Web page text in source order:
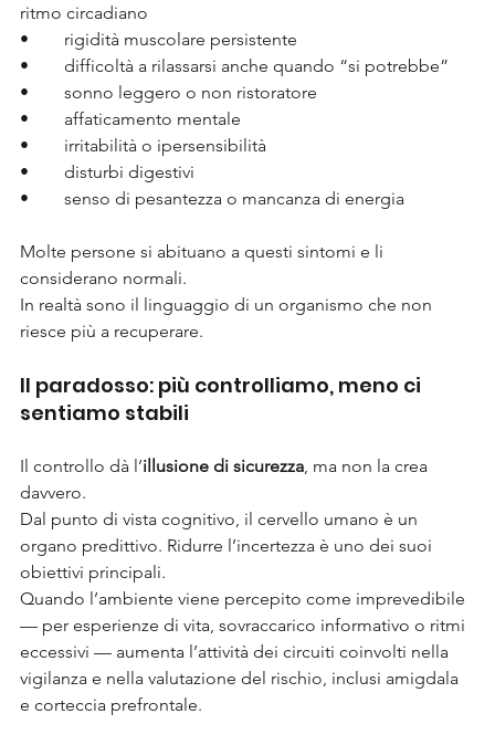
ritmo circadiano
•	rigidità muscolare persistente
•	difficoltà a rilassarsi anche quando “si potrebbe”
•	sonno leggero o non ristoratore
•	affaticamento mentale
•	irritabilità o ipersensibilità
•	disturbi digestivi
•	senso di pesantezza o mancanza di energia
Molte persone si abituano a questi sintomi e li
considerano normali.
In realtà sono il linguaggio di un organismo che non
riesce più a recuperare.
Il paradosso: più controlliamo, meno ci
sentiamo stabili
Il controllo dà l’illusione di sicurezza , ma non la crea
davvero.
Dal punto di vista cognitivo, il cervello umano è un
organo predittivo. Ridurre l’incertezza è uno dei suoi
obiettivi principali.
Quando l’ambiente viene percepito come imprevedibile
— per esperienze di vita, sovraccarico informativo o ritmi
eccessivi — aumenta l’attività dei circuiti coinvolti nella
vigilanza e nella valutazione del rischio, inclusi amigdala
e corteccia prefrontale.